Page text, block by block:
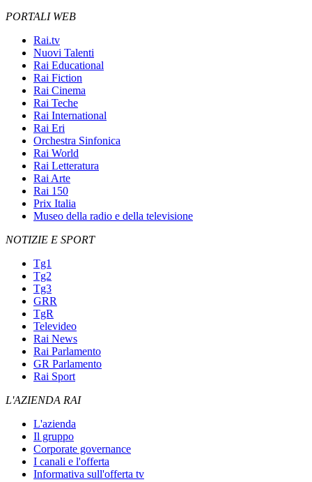
PORTALI WEB
Rai.tv
Nuovi Talenti
Rai Educational
Rai Fiction
Rai Cinema
Rai Teche
Rai International
Rai Eri
Orchestra Sinfonica
Rai World
Rai Letteratura
Rai Arte
Rai 150
Prix Italia
Museo della radio e della televisione
NOTIZIE E SPORT
Tg1
Tg2
Tg3
GRR
TgR
Televideo
Rai News
Rai Parlamento
GR Parlamento
Rai Sport
L'AZIENDA RAI
L'azienda
Il gruppo
Corporate governance
I canali e l'offerta
Informativa sull'offerta tv